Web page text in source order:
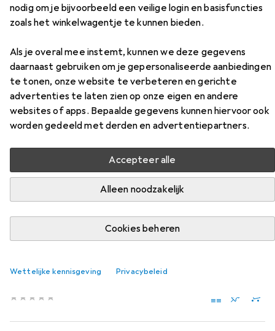
nodig om je bijvoorbeeld een veilige login en basisfuncties
zoals het winkelwagentje te kunnen bieden.
Als je overal mee instemt, kunnen we deze gegevens
daarnaast gebruiken om je gepersonaliseerde aanbiedingen
te tonen, onze website te verbeteren en gerichte
advertenties te laten zien op onze eigen en andere
websites of apps. Bepaalde gegevens kunnen hiervoor ook
worden gedeeld met derden en advertentiepartners.
Accepteer alle
Alleen noodzakelijk
Cookies beheren
Wettelijke kennisgeving Privacybeleid
Accessoires voor Unold
Chocolatier
Vind passende accessoires voor de Unold Chocolatier uit
de categorieën Stekkerdoos en Meervoudige stekker +
aftakstekker.
Relevantie
EUR
62,15
beschermcontact
10x, CEE 7/3, USB-A, USB-C, 2 m